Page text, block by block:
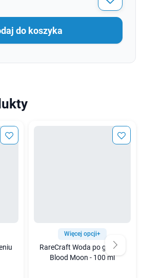
do koszyka
Więcej opcji+
RareCraft Woda po goleniu
Blood Moon - 100 ml